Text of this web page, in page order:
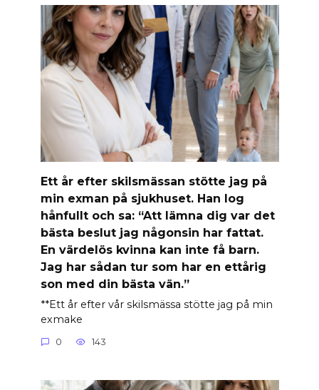
Ett år efter skilsmässan stötte jag på
min exman på sjukhuset. Han log
hånfullt och sa: “Att lämna dig var det
bästa beslut jag någonsin har fattat.
En värdelös kvinna kan inte få barn.
Jag har sådan tur som har en ettårig
son med din bästa vän.”
**Ett år efter vår skilsmässa stötte jag på min
exmake
0 143